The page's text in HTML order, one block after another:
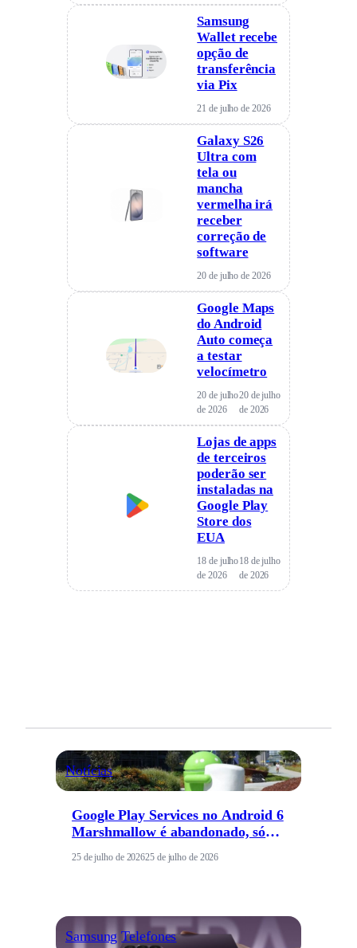
Samsung
Wallet recebe
opção de
transferência
via Pix
21 de julho de 2026
Galaxy S26
Ultra com
tela ou
mancha
vermelha irá
receber
correção de
software
20 de julho de 2026
Google Maps
do Android
Auto começa
a testar
velocímetro
20 de julho
de 2026
20 de julho
de 2026
Lojas de apps
de terceiros
poderão ser
instaladas na
Google Play
Store dos
EUA
18 de julho
de 2026
18 de julho
de 2026
Notícias
Google Play Services no Android 6
Marshmallow é abandonado, só
recente
25 de julho de 202625 de julho de 2026
Samsung Telefones